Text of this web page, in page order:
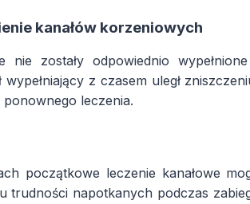
kanałów korzeniowych
nie zostały odpowiednio
wypełniający z czasem uległ
leczenia.
początkowe leczenie kanałowe
trudności napotkanych podczas